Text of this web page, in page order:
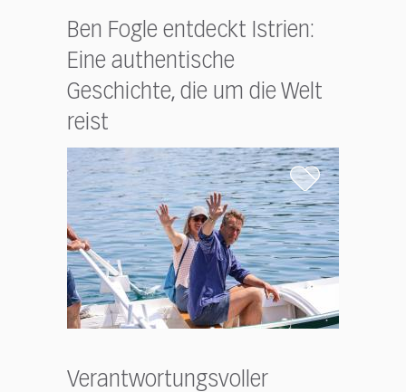
Ben Fogle entdeckt Istrien:
Eine authentische
Geschichte, die um die Welt
reist
Verantwortungsvoller